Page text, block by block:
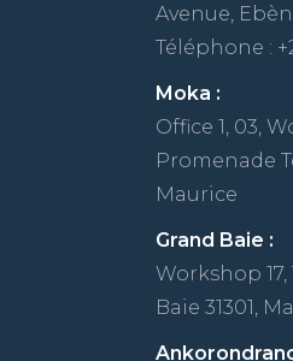
Avenue,
Téléphone :
Moka :
Office 1, 03,
Promenade
Maurice
Grand Baie :
Workshop
Baie 31301,